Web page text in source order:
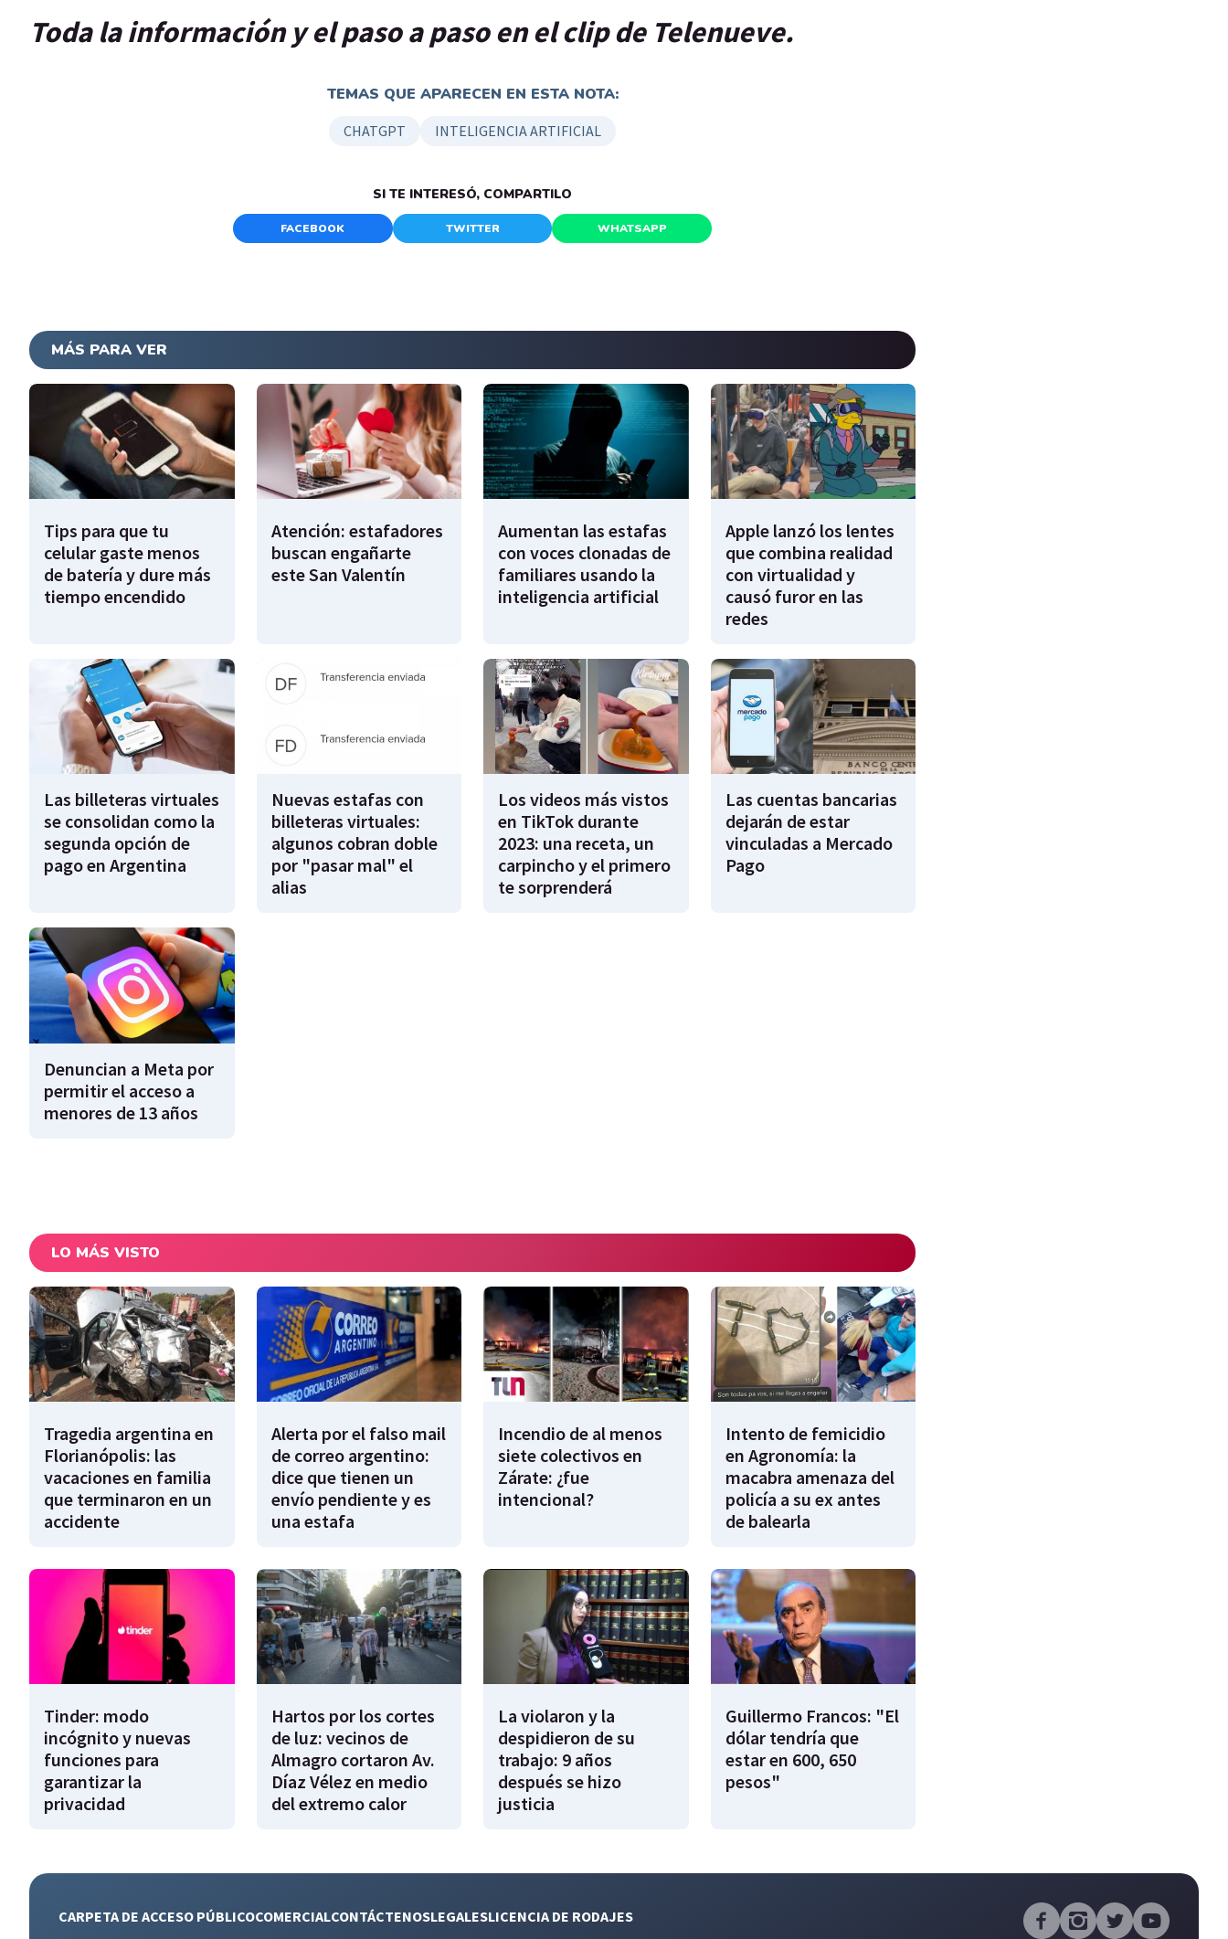
Toda la información y el paso a paso en el clip de Telenueve.
TEMAS QUE APARECEN EN ESTA NOTA:
CHATGPT INTELIGENCIA ARTIFICIAL
SI TE INTERESÓ, COMPARTILO
FACEBOOK TWITTER WHATSAPP
MÁS PARA VER
Tips para que tu
celular gaste menos
de batería y dure más
tiempo encendido
Atención: estafadores
buscan engañarte
este San Valentín
Aumentan las estafas
con voces clonadas de
familiares usando la
inteligencia artificial
Apple lanzó los lentes
que combina realidad
con virtualidad y
causó furor en las
redes
Las billeteras virtuales
se consolidan como la
segunda opción de
pago en Argentina
Nuevas estafas con
billeteras virtuales:
algunos cobran doble
por "pasar mal" el
alias
Los videos más vistos
en TikTok durante
2023: una receta, un
carpincho y el primero
te sorprenderá
Las cuentas bancarias
dejarán de estar
vinculadas a Mercado
Pago
Denuncian a Meta por
permitir el acceso a
menores de 13 años
LO MÁS VISTO
Tragedia argentina en
Florianópolis: las
vacaciones en familia
que terminaron en un
accidente
Alerta por el falso mail
de correo argentino:
dice que tienen un
envío pendiente y es
una estafa
Incendio de al menos
siete colectivos en
Zárate: ¿fue
intencional?
Intento de femicidio
en Agronomía: la
macabra amenaza del
policía a su ex antes
de balearla
Tinder: modo
incógnito y nuevas
funciones para
garantizar la
privacidad
Hartos por los cortes
de luz: vecinos de
Almagro cortaron Av.
Díaz Vélez en medio
del extremo calor
La violaron y la
despidieron de su
trabajo: 9 años
después se hizo
justicia
Guillermo Francos: "El
dólar tendría que
estar en 600, 650
pesos"
CARPETA DE ACCESO PÚBLICOCOMERCIALCONTÁCTENOSLEGALESLICENCIA DE RODAJES